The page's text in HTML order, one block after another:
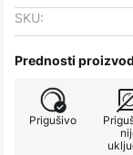
SKU:
Prednosti
Prigušivo